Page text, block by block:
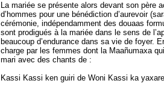
La mariée se présente alors devant son père
d’hommes pour une bénédiction d’aurevoir
cérémonie, indépendamment des douaas
sont prodigués à la mariée dans le sens de
beaucoup d’endurance dans sa vie de foyer.
charge par les femmes dont la Maañumaxa
mari avec des chants de :
Kassi Kassi ken guiri de Woni Kassi ka